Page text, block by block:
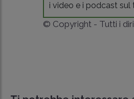
i video e i podcast sul
© Copyright - Tutti i